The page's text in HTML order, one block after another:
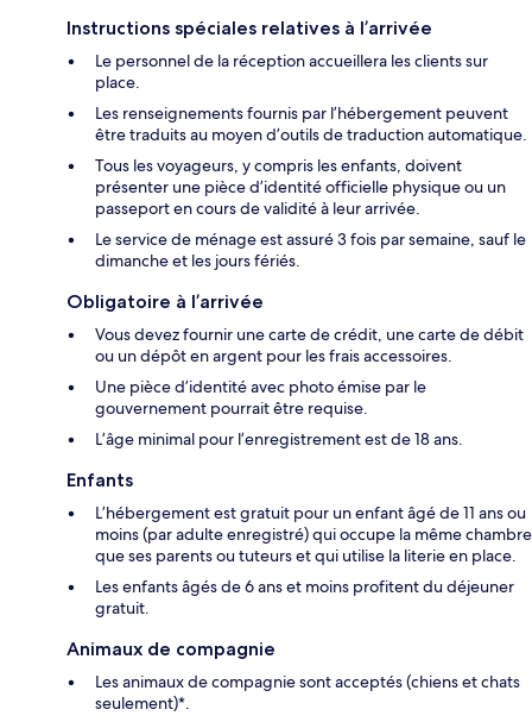
Instructions spéciales relatives à l’arrivée
Le personnel de la réception accueillera les clients sur
place.
Les renseignements fournis par l’hébergement peuvent
être traduits au moyen d’outils de traduction automatique.
Tous les voyageurs, y compris les enfants, doivent
présenter une pièce d’identité officielle physique ou un
passeport en cours de validité à leur arrivée.
Le service de ménage est assuré 3 fois par semaine, sauf le
dimanche et les jours fériés.
Obligatoire à l’arrivée
Vous devez fournir une carte de crédit, une carte de débit
ou un dépôt en argent pour les frais accessoires.
Une pièce d’identité avec photo émise par le
gouvernement pourrait être requise.
L’âge minimal pour l’enregistrement est de 18 ans.
Enfants
L’hébergement est gratuit pour un enfant âgé de 11 ans ou
moins (par adulte enregistré) qui occupe la même chambre
que ses parents ou tuteurs et qui utilise la literie en place.
Les enfants âgés de 6 ans et moins profitent du déjeuner
gratuit.
Animaux de compagnie
Les animaux de compagnie sont acceptés (chiens et chats
seulement)*.